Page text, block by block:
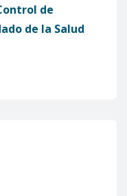
de
de la Salud